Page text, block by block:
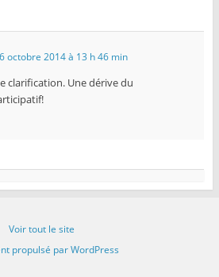
octobre 2014 à 13 h 46 min
clarification. Une dérive du
Voir tout le site
propulsé par WordPress